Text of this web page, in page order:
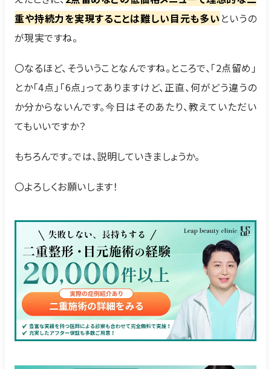
重や持続力を実現することは難しい目元も多い というの
が現実ですね。
〇なるほど、そういうことなんですね。ところで、「2点留め」
とか「4点」「6点」ってありますけど、正直、何がどう違うの
か分からないんです。今日はそのあたり、教えていただい
てもいいですか？
もちろんです。では、説明していきましょうか。
〇よろしくお願いします！